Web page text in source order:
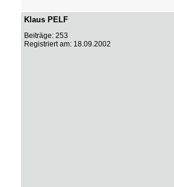
Klaus PELF
Beiträge: 253
Registriert am: 18.09.2002